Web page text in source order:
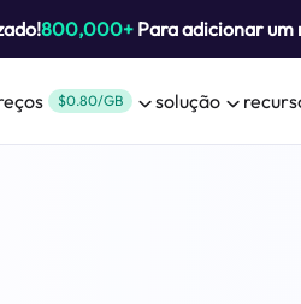
800,000+ Para adicionar um
$0.80/GB solução